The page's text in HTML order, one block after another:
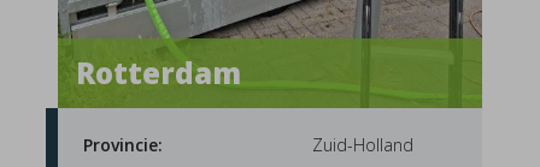
Rotterdam
Provincie:
Zuid-Holland